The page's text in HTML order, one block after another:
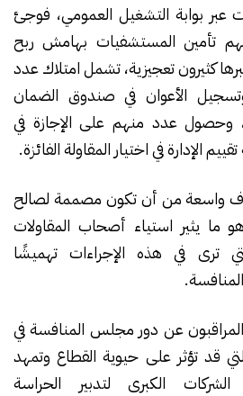
بوابة التشغيل العمومي، فوجئ
تأمين المستشفيات بهامش ربح
كثيرون تعجيزية، تشمل امتلاك عدد
الأعوان في صندوق الضمان
وحصول عدد منهم على الإجازة في
الإدارة في اختيار المقاولة الفائزة.
واسعة من أن تكون مصممة لصالح
ما يثير استياء أصحاب المقاولات
ترى في هذه الإجراءات تهميشًا
عن دور مجلس المنافسة في
قد تؤثر على حيوية القطاع وتمهد
الكبرى لتدبير الحراسة